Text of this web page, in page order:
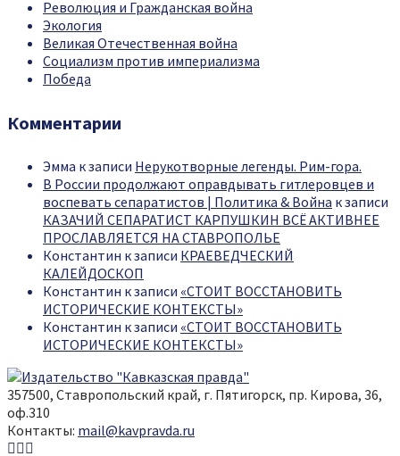
Революция и Гражданская война
Экология
Великая Отечественная война
Социализм против империализма
Победа
Комментарии
Эмма к записи Нерукотворные легенды. Рим-гора.
В России продолжают оправдывать гитлеровцев и
воспевать сепаратистов | Политика & Война к записи
КАЗАЧИЙ СЕПАРАТИСТ КАРПУШКИН ВСЁ АКТИВНЕЕ
ПРОСЛАВЛЯЕТСЯ НА СТАВРОПОЛЬЕ
Константин к записи КРАЕВЕДЧЕСКИЙ
КАЛЕЙДОСКОП
Константин к записи «СТОИТ ВОССТАНОВИТЬ
ИСТОРИЧЕСКИЕ КОНТЕКСТЫ»
Константин к записи «СТОИТ ВОССТАНОВИТЬ
ИСТОРИЧЕСКИЕ КОНТЕКСТЫ»
357500, Ставропольский край, г. Пятигорск, пр. Кирова, 36,
оф.310
Контакты: mail@kavpravda.ru
Youtube
Vk